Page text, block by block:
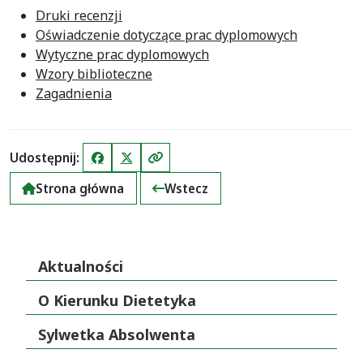
Druki recenzji
Oświadczenie dotyczące prac dyplomowych
Wytyczne prac dyplomowych
Wzory biblioteczne
Zagadnienia
Udostępnij: FacebookX (Twitter)Kopiuj link
Strona główna
Wstecz
Aktualności
O Kierunku Dietetyka
Sylwetka Absolwenta